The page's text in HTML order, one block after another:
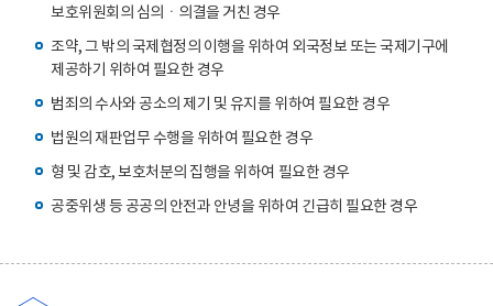
보호위원회의 심의ㆍ의결을 거친 경우
조약, 그 밖의 국제협정의 이행을 위하여 외국정보 또는 국제기구에
제공하기 위하여 필요한 경우
범죄의 수사와 공소의 제기 및 유지를 위하여 필요한 경우
법원의 재판업무 수행을 위하여 필요한 경우
형 및 감호, 보호처분의 집행을 위하여 필요한 경우
공중위생 등 공공의 안전과 안녕을 위하여 긴급히 필요한 경우